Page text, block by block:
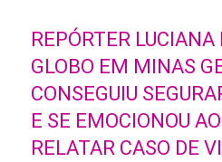
REPÓRTER
GLOBO EM MINAS
CONSEGUIU
E SE EMOCIONOU
RELATAR CASO DE